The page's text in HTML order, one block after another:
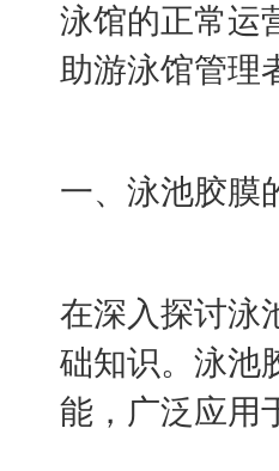
泳馆的正常运
助游泳馆管理
一、泳池胶膜
在深入探讨泳
础知识。泳池
能，广泛应用